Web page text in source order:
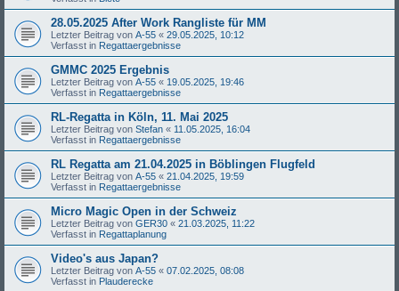
28.05.2025 After Work Rangliste für MM
Letzter Beitrag von A-55 « 29.05.2025, 10:12
Verfasst in Regattaergebnisse
GMMC 2025 Ergebnis
Letzter Beitrag von A-55 « 19.05.2025, 19:46
Verfasst in Regattaergebnisse
RL-Regatta in Köln, 11. Mai 2025
Letzter Beitrag von Stefan « 11.05.2025, 16:04
Verfasst in Regattaergebnisse
RL Regatta am 21.04.2025 in Böblingen Flugfeld
Letzter Beitrag von A-55 « 21.04.2025, 19:59
Verfasst in Regattaergebnisse
Micro Magic Open in der Schweiz
Letzter Beitrag von GER30 « 21.03.2025, 11:22
Verfasst in Regattaplanung
Video's aus Japan?
Letzter Beitrag von A-55 « 07.02.2025, 08:08
Verfasst in Plauderecke